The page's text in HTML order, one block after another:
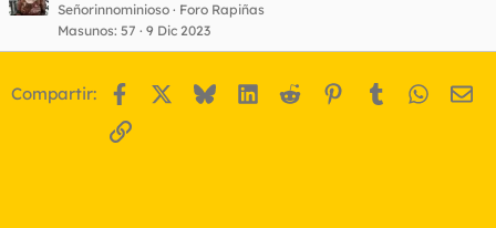
Señorinnominioso
Foro Rapiñas
Masunos 57 9 Dic 2023
Compartir: Facebook BlueskyLinkedIn
Reddit Pinterest
Tumblr
Enlace